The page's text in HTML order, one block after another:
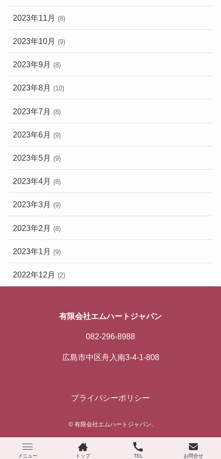
2023年11月 (8)
2023年10月 (9)
2023年9月 (8)
2023年8月 (10)
2023年7月 (8)
2023年6月 (9)
2023年5月 (9)
2023年4月 (8)
2023年3月 (9)
2023年2月 (8)
2023年1月 (9)
2022年12月 (2)
有限会社エムハートジャパン
082-296-8988
広島市中区舟入南3-4-1-808
プライバシーポリシー
© 有限会社エムハートジャパン.
メニュー トップ TEL お問合せ